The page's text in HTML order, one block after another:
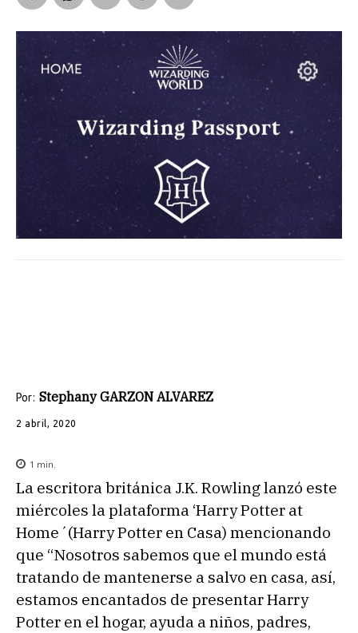
Por: Stephany GARZON ALVAREZ
2 abril, 2020
1 min.
La escritora británica J.K. Rowling lanzó este
miércoles la plataforma ‘Harry Potter at
Home´(Harry Potter en Casa) mencionando
que “Nosotros sabemos que el mundo está
tratando de mantenerse a salvo en casa, así,
estamos encantados de presentar Harry
Potter en el hogar, ayuda a niños, padres,